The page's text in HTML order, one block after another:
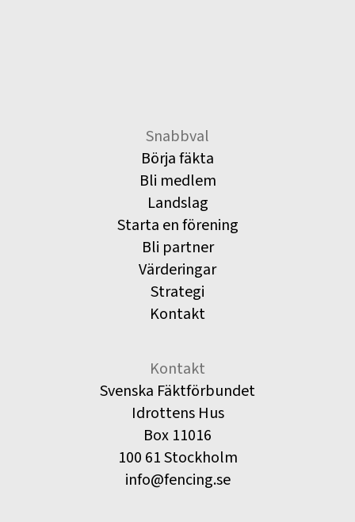
Snabbval
Börja fäkta
Bli medlem
Landslag
Starta en förening
Bli partner
Värderingar
Strategi
Kontakt
Kontakt
Svenska Fäktförbundet
Idrottens Hus
Box 11016
100 61 Stockholm
info@fencing.se